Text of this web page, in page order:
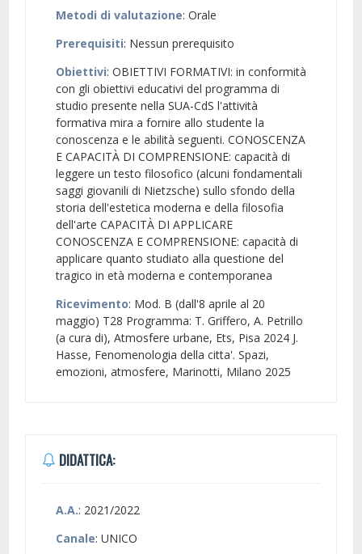
Metodi di valutazione: Orale
Prerequisiti: Nessun prerequisito
Obiettivi: OBIETTIVI FORMATIVI: in conformità
con gli obiettivi educativi del programma di
studio presente nella SUA-CdS l'attività
formativa mira a fornire allo studente la
conoscenza e le abilità seguenti. CONOSCENZA
E CAPACITÀ DI COMPRENSIONE: capacità di
leggere un testo filosofico (alcuni fondamentali
saggi giovanili di Nietzsche) sullo sfondo della
storia dell'estetica moderna e della filosofia
dell'arte CAPACITÀ DI APPLICARE
CONOSCENZA E COMPRENSIONE: capacità di
applicare quanto studiato alla questione del
tragico in età moderna e contemporanea
Ricevimento: Mod. B (dall'8 aprile al 20
maggio) T28 Programma: T. Griffero, A. Petrillo
(a cura di), Atmosfere urbane, Ets, Pisa 2024 J.
Hasse, Fenomenologia della citta'. Spazi,
emozioni, atmosfere, Marinotti, Milano 2025
DIDATTICA:
A.A.: 2021/2022
Canale: UNICO